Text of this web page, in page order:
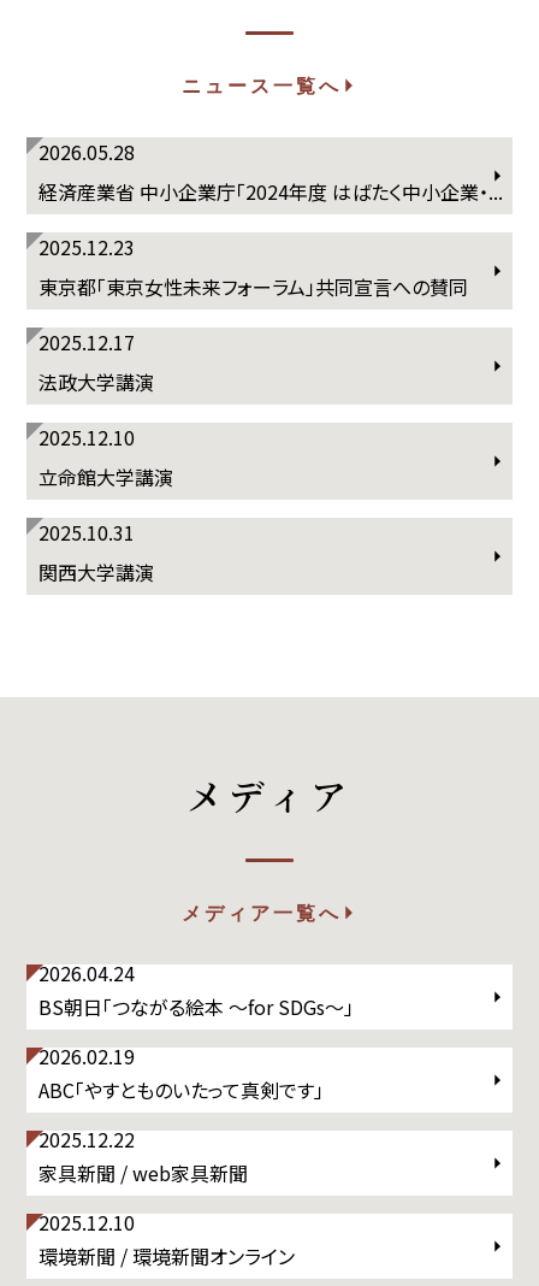
ニュース一覧へ
2026.05.28
経済産業省 中小企業庁「2024年度 はばたく中小企業・...
2025.12.23
東京都「東京女性未来フォーラム」共同宣言への賛同
2025.12.17
法政大学講演
2025.12.10
立命館大学講演
2025.10.31
関西大学講演
メディア
メディア一覧へ
2026.04.24
BS朝日「つながる絵本 〜for SDGs〜」
2026.02.19
ABC「やすとものいたって真剣です」
2025.12.22
家具新聞 / web家具新聞
2025.12.10
環境新聞 / 環境新聞オンライン